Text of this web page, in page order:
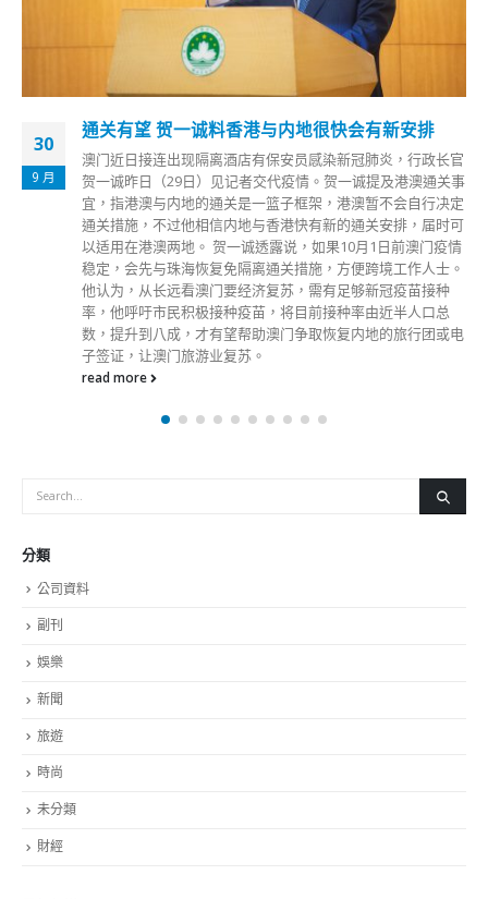
30
9 月
通关有望 贺一诚料香港与内地很快会有新安排
澳门近日接连出现隔离酒店有保安员感染新冠肺炎，行政长官
贺一诚昨日（29日）见记者交代疫情。贺一诚提及港澳通关事
宜，指港澳与内地的通关是一篮子框架，港澳暂不会自行决定
通关措施，不过他相信内地与香港快有新的通关安排，届时可
以适用在港澳两地。 贺一诚透露说，如果10月1日前澳门疫情
稳定，会先与珠海恢复免隔离通关措施，方便跨境工作人士。
他认为，从长远看澳门要经济复苏，需有足够新冠疫苗接种
率，他呼吁市民积极接种疫苗，将目前接种率由近半人口总
数，提升到八成，才有望帮助澳门争取恢复内地的旅行团或电
子签证，让澳门旅游业复苏。
read more
分類
公司資料
副刊
娛樂
新聞
旅遊
時尚
未分類
財經